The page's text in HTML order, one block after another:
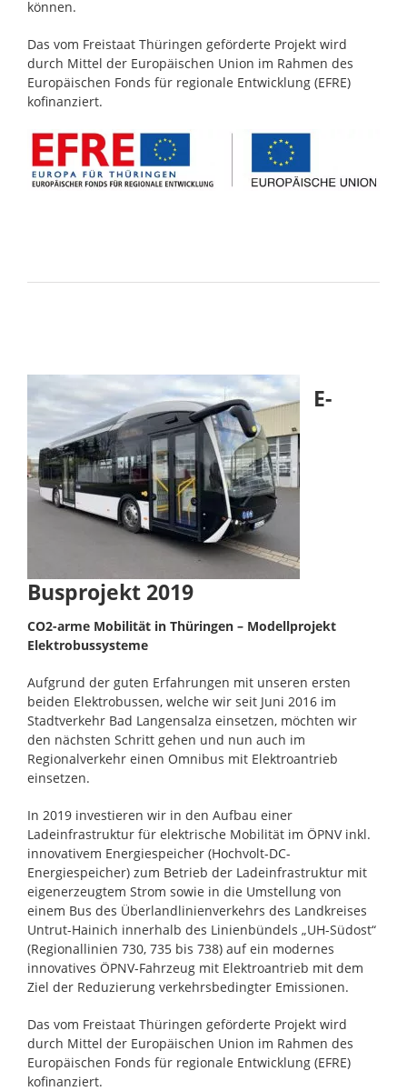
können.
Das vom Freistaat Thüringen geförderte Projekt wird
durch Mittel der Europäischen Union im Rahmen des
Europäischen Fonds für regionale Entwicklung (EFRE)
kofinanziert.
E-
Busprojekt 2019
CO2-arme Mobilität in Thüringen – Modellprojekt
Elektrobussysteme
Aufgrund der guten Erfahrungen mit unseren ersten
beiden Elektrobussen, welche wir seit Juni 2016 im
Stadtverkehr Bad Langensalza einsetzen, möchten wir
den nächsten Schritt gehen und nun auch im
Regionalverkehr einen Omnibus mit Elektroantrieb
einsetzen.
In 2019 investieren wir in den Aufbau einer
Ladeinfrastruktur für elektrische Mobilität im ÖPNV inkl.
innovativem Energiespeicher (Hochvolt-DC-
Energiespeicher) zum Betrieb der Ladeinfrastruktur mit
eigenerzeugtem Strom sowie in die Umstellung von
einem Bus des Überlandlinienverkehrs des Landkreises
Untrut-Hainich innerhalb des Linienbündels „UH-Südost“
(Regionallinien 730, 735 bis 738) auf ein modernes
innovatives ÖPNV-Fahrzeug mit Elektroantrieb mit dem
Ziel der Reduzierung verkehrsbedingter Emissionen.
Das vom Freistaat Thüringen geförderte Projekt wird
durch Mittel der Europäischen Union im Rahmen des
Europäischen Fonds für regionale Entwicklung (EFRE)
kofinanziert.